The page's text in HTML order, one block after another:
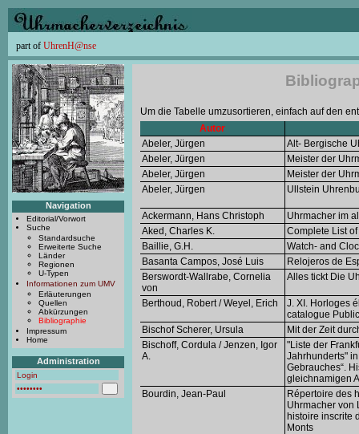
part of UhrenH@nse
Navigation
Editorial/Vorwort
Suche
Standardsuche
Erweiterte Suche
Länder
Regionen
U-Typen
Informationen zum UMV
Erläuterungen
Quellen
Abkürzungen
Bibliographie
Impressum
Home
Administration
Um die Tabelle umzusortieren, einfach auf den
Autor
Abeler, Jürgen
Alt- Bergische
Abeler, Jürgen
Meister der
Abeler, Jürgen
Meister der
Abeler, Jürgen
Ullstein
Ackermann, Hans Christoph
Uhrmacher im
Aked, Charles K.
Complete List
Baillie, G.H.
Watch- and
Basanta Campos, José Luis
Relojeros de
Berswordt-Wallrabe, Cornelia
von
Alles tickt Die
Berthoud, Robert / Weyel, Erich
J. XI. Horloges
catalogue
Bischof Scherer, Ursula
Mit der Zeit
Bischoff, Cordula / Jenzen, Igor
A.
"Liste der
Jahrhunderts"
Gebrauches“.
gleichnamigen
Bourdin, Jean-Paul
Répertoire des
Uhrmacher von
histoire inscrite
Monts